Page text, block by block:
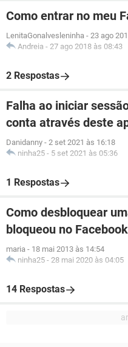
Como entrar no meu
LenitaGonalvesleninha - 23 ago
Andreia - 27 ago 2018 às 08:43
2 Respostas
Falha ao iniciar
conta através deste
Danidanny - 2 set 2021 às 16:18
ninha25 - 5 set 2021 às 05:36
1 Respostas
Como desbloquear
bloqueou no Facebook
maria - 18 mai 2013 às 14:54
ninha25 - 28 mai 2020 às 04:05
14 Respostas